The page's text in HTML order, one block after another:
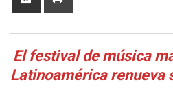
El festival de música
Latinoamérica renueva